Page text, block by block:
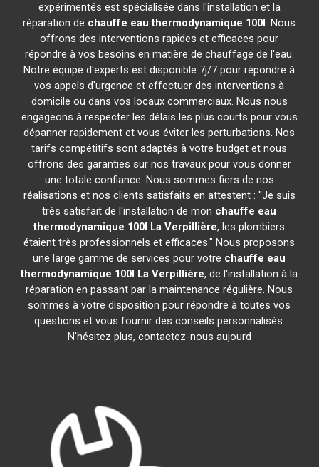
expérimentés est spécialisée dans l'installation et la
réparation de chauffe eau thermodynamique 100l. Nous
offrons des interventions rapides et efficaces pour
répondre à vos besoins en matière de chauffage de l'eau.
Notre équipe d'experts est disponible 7j/7 pour répondre à
vos appels d'urgence et effectuer des interventions à
domicile ou dans vos locaux commerciaux. Nous nous
engageons à respecter les délais les plus courts pour vous
dépanner rapidement et vous éviter les perturbations. Nos
tarifs compétitifs sont adaptés à votre budget et nous
offrons des garanties sur nos travaux pour vous donner
une totale confiance. Nous sommes fiers de nos
réalisations et nos clients satisfaits en attestent : "Je suis
très satisfait de l'installation de mon chauffe eau
thermodynamique 100l La Verpillière, les plombiers
étaient très professionnels et efficaces." Nous proposons
une large gamme de services pour votre chauffe eau
thermodynamique 100l La Verpillière, de l'installation à la
réparation en passant par la maintenance régulière. Nous
sommes à votre disposition pour répondre à toutes vos
questions et vous fournir des conseils personnalisés.
N'hésitez plus, contactez-nous aujourd